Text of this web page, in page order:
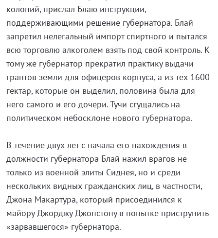
колоний, прислал Блаю инструкции,
поддерживающими решение губернатора. Блай
запретил нелегальный импорт спиртного и пытался
всю торговлю алкоголем взять под свой контроль. К
тому же губернатор прекратил практику выдачи
грантов земли для офицеров корпуса, а из тех 1600
гектар, которые он выделил, половина была для
него самого и его дочери. Тучи сгущались на
политическом небосклоне нового губернатора.
В течение двух лет с начала его нахождения в
должности губернатора Блай нажил врагов не
только из военной элиты Сиднея, но и среди
нескольких видных гражданских лиц, в частности,
Джона Макартура, который присоединился к
майору Джорджу Джонстону в попытке приструнить
«зарвавшегося» губернатора.